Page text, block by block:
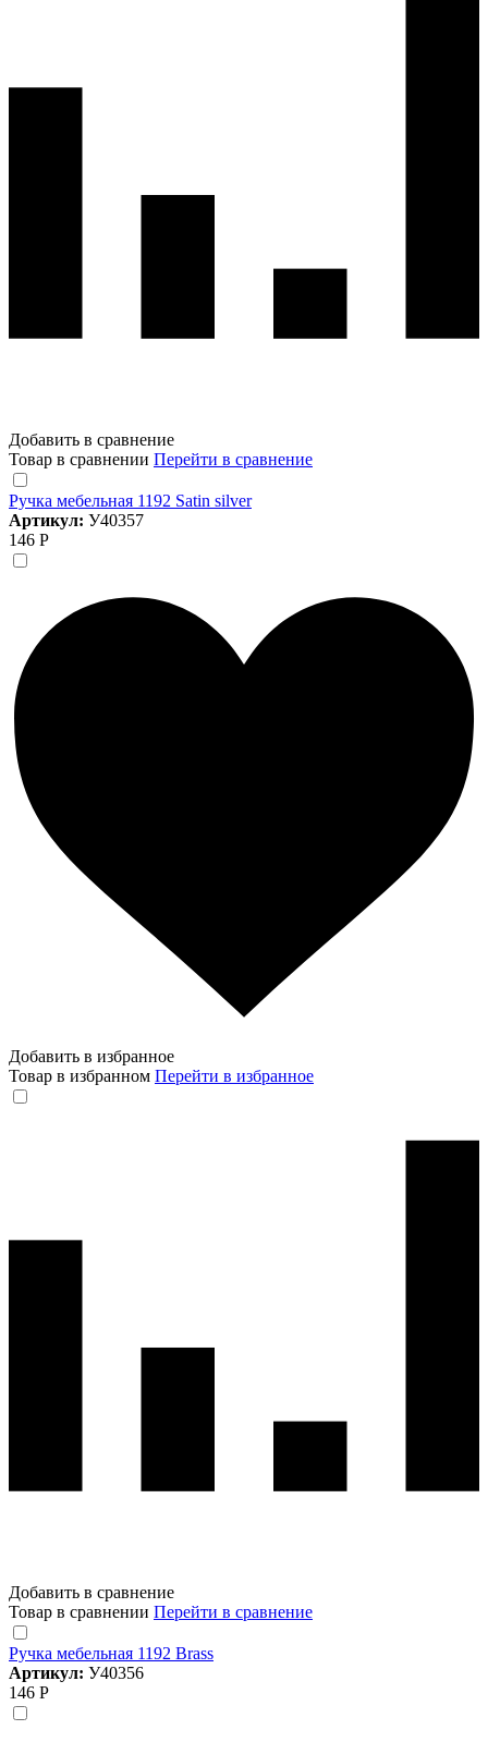
Добавить в сравнение
Товар в сравнении Перейти в сравнение
Ручка мебельная 1192 Satin silver
Артикул: У40357
146 Р
Добавить в избранное
Товар в избранном Перейти в избранное
Добавить в сравнение
Товар в сравнении Перейти в сравнение
Ручка мебельная 1192 Brass
Артикул: У40356
146 Р